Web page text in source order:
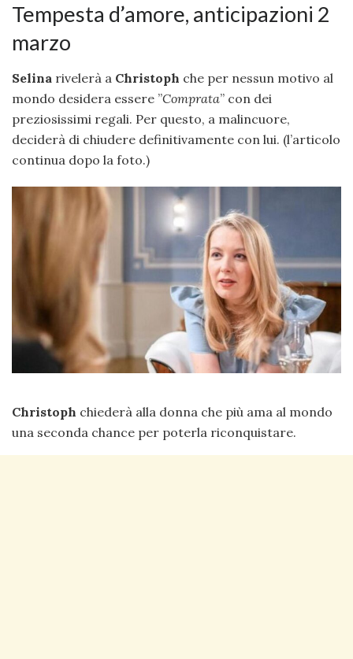
Tempesta d’amore, anticipazioni 2
marzo
Selina rivelerà a Christoph che per nessun motivo al
mondo desidera essere ”Comprata” con dei
preziosissimi regali. Per questo, a malincuore,
deciderà di chiudere definitivamente con lui. (l’articolo
continua dopo la foto.)
Christoph chiederà alla donna che più ama al mondo
una seconda chance per poterla riconquistare.